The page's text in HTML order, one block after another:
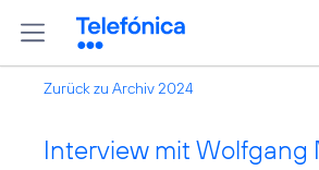
Zurück zu Archiv 2024
Interview mit Wolfgang